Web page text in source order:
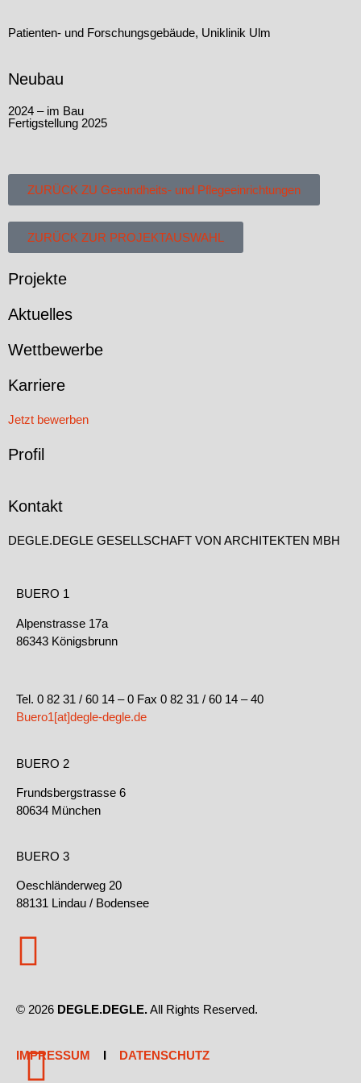
Patienten- und Forschungsgebäude, Uniklinik Ulm
Neubau
2024 – im Bau
Fertigstellung 2025
ZURÜCK ZU Gesundheits- und Pflegeeinrichtungen
ZURÜCK ZUR PROJEKTAUSWAHL
Projekte
Aktuelles
Wettbewerbe
Karriere
Jetzt bewerben
Profil
Kontakt
DEGLE.DEGLE GESELLSCHAFT VON ARCHITEKTEN MBH
BUERO 1
Alpenstrasse 17a
86343 Königsbrunn
Tel. 0 82 31 / 60 14 – 0 Fax 0 82 31 / 60 14 – 40
Buero1[at]degle-degle.de
BUERO 2
Frundsbergstrasse 6
80634 München
BUERO 3
Oeschländerweg 20
88131 Lindau / Bodensee
© 2026 DEGLE.DEGLE.All Rights Reserved.
IMPRESSUM I DATENSCHUTZ